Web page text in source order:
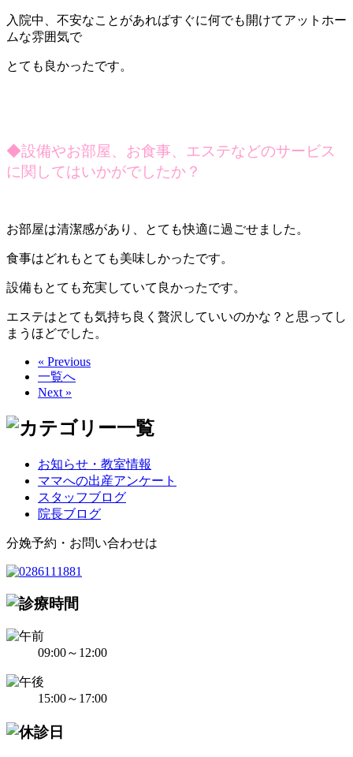
入院中、不安なことがあればすぐに何でも開けてアットホー
ムな雰囲気で
とても良かったです。
◆設備やお部屋、お食事、エステなどのサービス
に関してはいかがでしたか？
お部屋は清潔感があり、とても快適に過ごせました。
食事はどれもとても美味しかったです。
設備もとても充実していて良かったです。
エステはとても気持ち良く贅沢していいのかな？と思ってし
まうほどでした。
« Previous
一覧へ
Next »
お知らせ・教室情報
ママへの出産アンケート
スタッフブログ
院長ブログ
分娩予約・お問い合わせは
09:00～12:00
15:00～17:00